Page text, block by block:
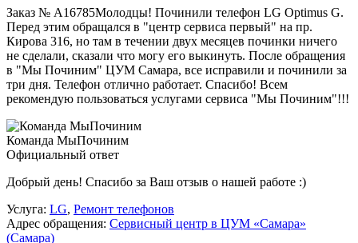
Заказ № А16785Молодцы! Починили телефон LG Optimus G.
Перед этим обращался в "центр сервиса первый" на пр.
Кирова 316, но там в течении двух месяцев починки ничего
не сделали, сказали что могу его выкинуть. После обращения
в "Мы Починим" ЦУМ Самара, все исправили и починили за
три дня. Телефон отлично работает. Спасибо! Всем
рекомендую пользоваться услугами сервиса "Мы Починим"!!!
Команда МыПочиним
Официальный ответ
Добрый день! Спасибо за Ваш отзыв о нашей работе :)
Услуга: LG, Ремонт телефонов
Адрес обращения: Сервисный центр в ЦУМ «Самара»
(Самара)